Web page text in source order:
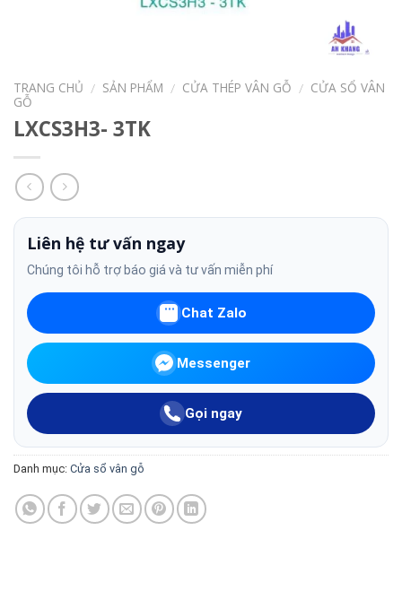
TRANG CHỦ / SẢN PHẨM / CỬA THÉP VÂN GỖ / CỬA SỔ VÂN
GỖ
LXCS3H3- 3TK
Liên hệ tư vấn ngay
Chúng tôi hỗ trợ báo giá và tư vấn miễn phí
Chat Zalo
Messenger
Gọi ngay
Danh mục: Cửa sổ vân gỗ